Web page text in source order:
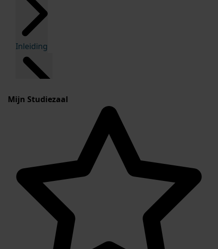
Inleiding
Mijn Studiezaal